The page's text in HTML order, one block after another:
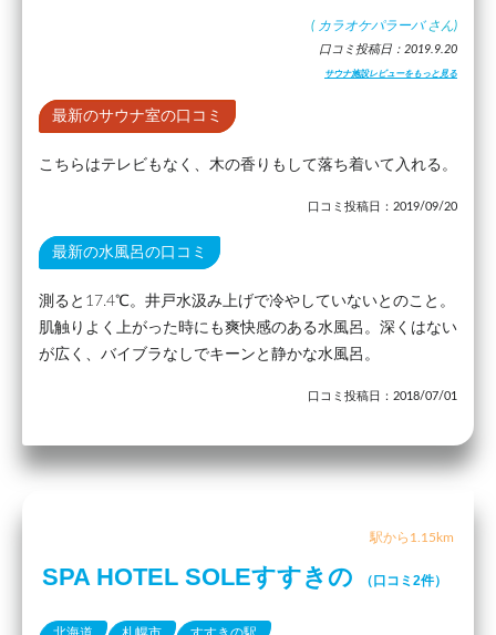
( カラオケパラーバ さん)
口コミ投稿日：2019.9.20
サウナ施設レビューをもっと見る
最新のサウナ室の口コミ
こちらはテレビもなく、木の香りもして落ち着いて入れる。
口コミ投稿日：2019/09/20
最新の水風呂の口コミ
測ると17.4℃。井戸水汲み上げで冷やしていないとのこと。
肌触りよく上がった時にも爽快感のある水風呂。深くはない
が広く、バイブラなしでキーンと静かな水風呂。
口コミ投稿日：2018/07/01
駅から1.15km
SPA HOTEL SOLEすすきの （口コミ2件）